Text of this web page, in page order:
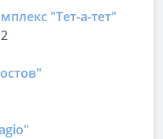
"Тет-а-тет"